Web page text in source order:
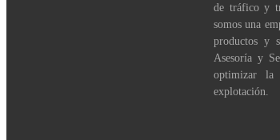
de tráfico y
somos una
productos y
Asesoría y
optimizar la
explotación.